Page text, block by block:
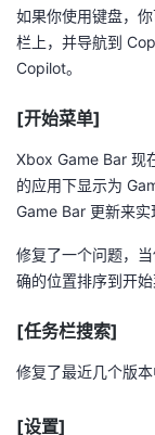
验
收
藏
议
如果你使用键盘，
栏上，并导航到
Copilot。
[开始菜单]
Xbox Game Bar 现
的应用下显示为
Game Bar 更新来实
修复了一个问题，
确的位置排序到开
[任务栏搜索]
修复了最近几个版
[设置]